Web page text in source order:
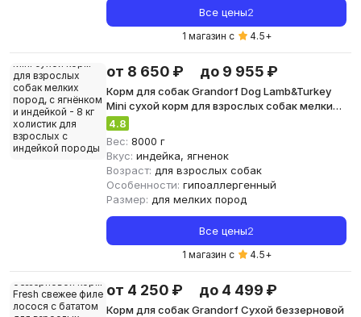
Все цены2
1 магазин с 4.5+
от 8 650 ₽ до 9 955 ₽
Корм для собак Grandorf Dog Lamb&Turkey
Mini сухой корм для взрослых собак мелких
пород, с ягнёнком и индейкой - 8 кг
холистик для взрослых с индейкой породы
мелкого размера
4.8
Вес: 8000 г
Вкус: индейка, ягненок
Возраст: для взрослых собак
Особенности: гипоаллергенный
Размер: для мелких пород
Все цены2
1 магазин с 4.5+
от 4 250 ₽ до 4 499 ₽
Корм для собак Grandorf Сухой беззерновой